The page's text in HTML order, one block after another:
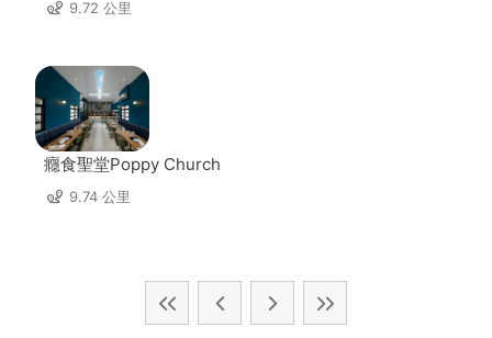
9.72 公里
癮食聖堂Poppy Church
9.74 公里